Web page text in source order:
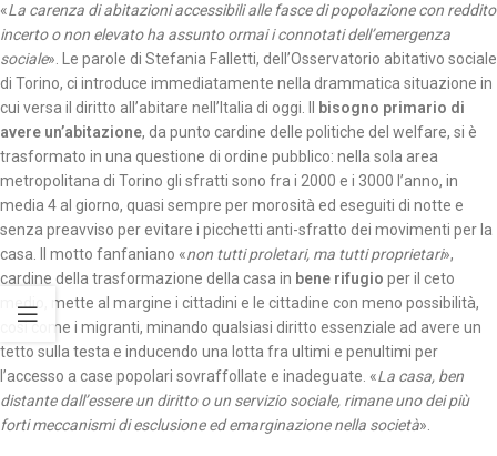
«La carenza di abitazioni accessibili alle fasce di popolazione con reddito
incerto o non elevato ha assunto ormai i connotati dell’emergenza
sociale». Le parole di Stefania Falletti, dell’Osservatorio abitativo sociale
di Torino, ci introduce immediatamente nella drammatica situazione in
cui versa il diritto all’abitare nell’Italia di oggi. Il
bisogno primario di
avere un’abitazione, da punto cardine delle politiche del welfare, si è
trasformato in una questione di ordine pubblico: nella sola area
metropolitana di Torino gli sfratti sono fra i 2000 e i 3000 l’anno, in
media 4 al giorno, quasi sempre per morosità ed eseguiti di notte e
senza preavviso per evitare i picchetti anti-sfratto dei movimenti per la
casa. Il motto fanfaniano «non tutti proletari, ma tutti proprietari»,
cardine della trasformazione della casa in bene rifugio per il ceto
medio, mette al margine i cittadini e le cittadine con meno possibilità,
così come i migranti, minando qualsiasi diritto essenziale ad avere un
tetto sulla testa e inducendo una lotta fra ultimi e penultimi per
l’accesso a case popolari sovraffollate e inadeguate. «La casa, ben
distante dall’essere un diritto o un servizio sociale, rimane uno dei più
forti meccanismi di esclusione ed emarginazione nella società».